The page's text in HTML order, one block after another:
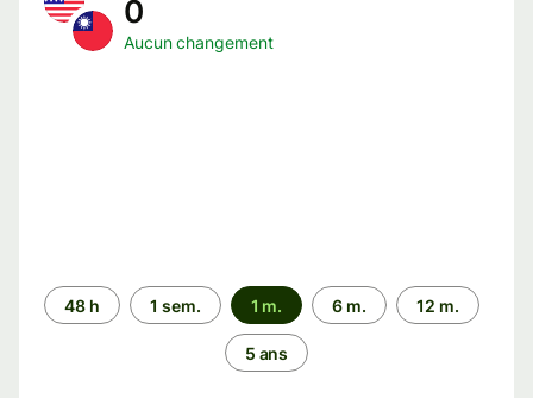
0
Aucun changement
Période
48 h 1 sem. 1 m. 6 m. 12 m.
5 ans